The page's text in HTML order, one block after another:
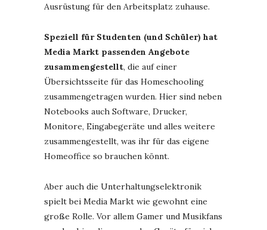
Ausrüstung für den Arbeitsplatz zuhause.
Speziell für Studenten (und Schüler) hat
Media Markt passenden Angebote
zusammengestellt, die auf einer
Übersichtsseite für das Homeschooling
zusammengetragen wurden. Hier sind neben
Notebooks auch Software, Drucker,
Monitore, Eingabegeräte und alles weitere
zusammengestellt, was ihr für das eigene
Homeoffice so brauchen könnt.
Aber auch die Unterhaltungselektronik
spielt bei Media Markt wie gewohnt eine
große Rolle. Vor allem Gamer und Musikfans